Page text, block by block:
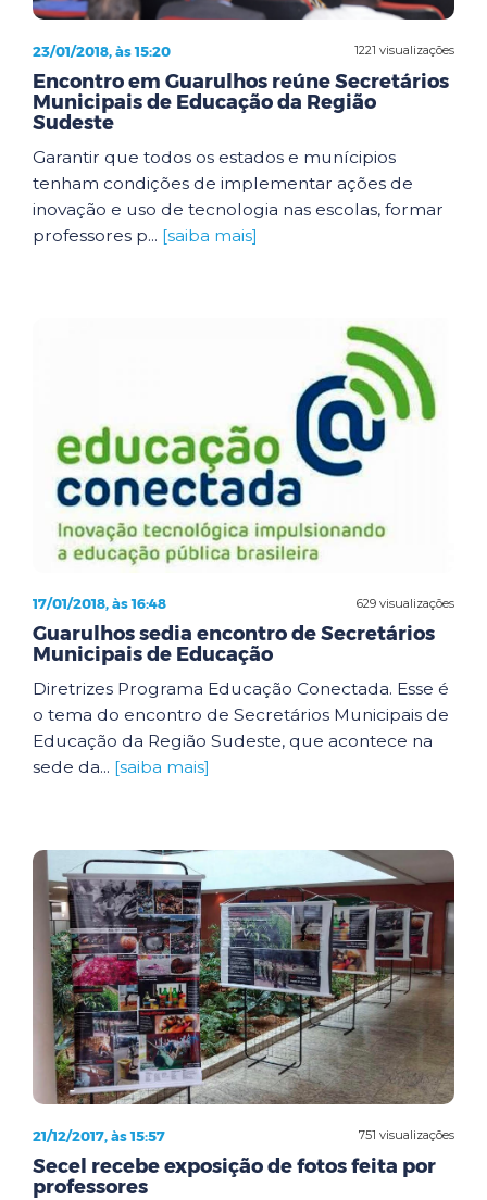
1221 visualizações
23/01/2018, às 15:20
Encontro em Guarulhos reúne Secretários
Municipais de Educação da Região
Sudeste
Garantir que todos os estados e munícipios
tenham condições de implementar ações de
inovação e uso de tecnologia nas escolas, formar
professores p... [saiba mais]
629 visualizações
17/01/2018, às 16:48
Guarulhos sedia encontro de Secretários
Municipais de Educação
Diretrizes Programa Educação Conectada. Esse é
o tema do encontro de Secretários Municipais de
Educação da Região Sudeste, que acontece na
sede da... [saiba mais]
751 visualizações
21/12/2017, às 15:57
Secel recebe exposição de fotos feita por
professores